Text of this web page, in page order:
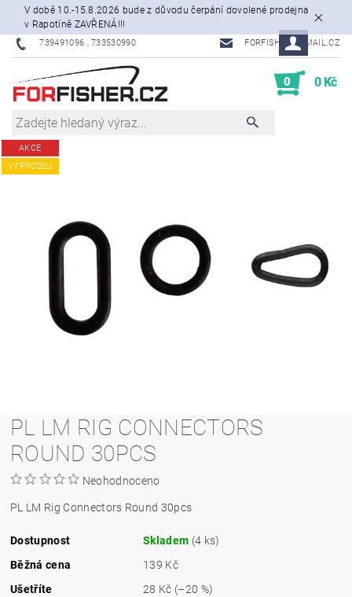
V době 10.-15.8.2026 bude z důvodu čerpání dovolené prodejna
v Rapotíně ZAVŘENÁ!!!
739491096 , 733530990 FORFISHER@EMAIL.CZ
0 0 Kč
AKCE
VÝPRODEJ
PL LM RIG CONNECTORS
ROUND 30PCS
Neohodnoceno
PL LM Rig Connectors Round 30pcs
Dostupnost Skladem (4 ks)
Běžná cena
139 Kč
Ušetříte
28 Kč (–20 %)